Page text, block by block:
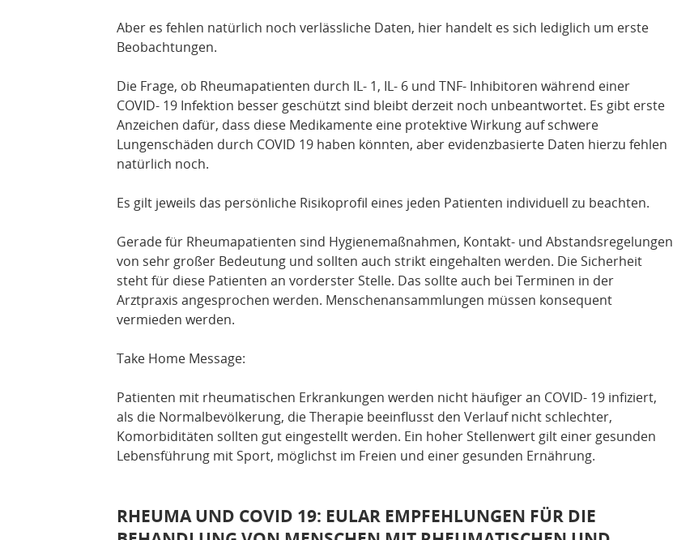
Aber es fehlen natürlich noch verlässliche Daten, hier handelt es sich lediglich um erste
Beobachtungen.
Die Frage, ob Rheumapatienten durch IL- 1, IL- 6 und TNF- Inhibitoren während einer
COVID- 19 Infektion besser geschützt sind bleibt derzeit noch unbeantwortet. Es gibt erste
Anzeichen dafür, dass diese Medikamente eine protektive Wirkung auf schwere
Lungenschäden durch COVID 19 haben könnten, aber evidenzbasierte Daten hierzu fehlen
natürlich noch.
Es gilt jeweils das persönliche Risikoprofil eines jeden Patienten individuell zu beachten.
Gerade für Rheumapatienten sind Hygienemaßnahmen, Kontakt- und Abstandsregelungen
von sehr großer Bedeutung und sollten auch strikt eingehalten werden. Die Sicherheit
steht für diese Patienten an vorderster Stelle. Das sollte auch bei Terminen in der
Arztpraxis angesprochen werden. Menschenansammlungen müssen konsequent
vermieden werden.
Take Home Message:
Patienten mit rheumatischen Erkrankungen werden nicht häufiger an COVID- 19 infiziert,
als die Normalbevölkerung, die Therapie beeinflusst den Verlauf nicht schlechter,
Komorbiditäten sollten gut eingestellt werden. Ein hoher Stellenwert gilt einer gesunden
Lebensführung mit Sport, möglichst im Freien und einer gesunden Ernährung.
RHEUMA UND COVID 19: EULAR EMPFEHLUNGEN FÜR DIE